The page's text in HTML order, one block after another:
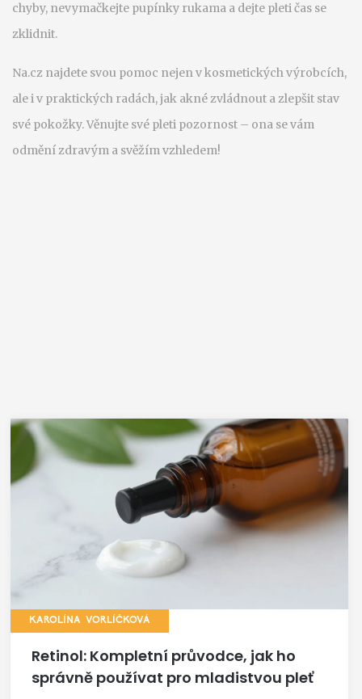
chyby, nevymačkejte pupínky rukama a dejte pleti čas se
zklidnit.
Na.cz najdete svou pomoc nejen v kosmetických výrobcích,
ale i v praktických radách, jak akné zvládnout a zlepšit stav
své pokožky. Věnujte své pleti pozornost – ona se vám
odmění zdravým a svěžím vzhledem!
KAROLÍNA VORLÍČKOVÁ
Retinol: Kompletní průvodce, jak ho
správně používat pro mladistvou pleť